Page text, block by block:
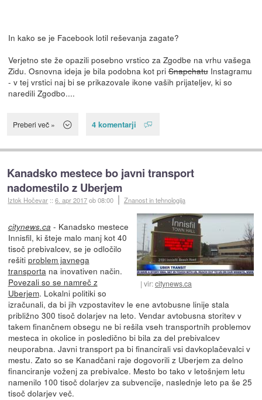
In kako se je Facebook lotil reševanja zagate?
Verjetno ste že opazili posebno vrstico za Zgodbe na vrhu vašega
Zidu. Osnovna ideja je bila podobna kot priSnapchatuInstagramu
- v tej vrstici naj bi se prikazovale ikone vaših prijateljev, ki so
naredili Zgodbo....
Preberi več » 4 komentarji
Kanadsko mestece bo javni transport
nadomestilo z Uberjem
Iztok Hočevar ::6. apr 2017ob 08:00 Znanost in tehnologija
vir:citynews.ca
citynews.ca - Kanadsko mestece
Innisfil, ki šteje malo manj kot 40
tisoč prebivalcev, se je odločilo
rešiti problem javnega
transportana inovativen način.
Povezali so se namreč z
Uberjem. Lokalni politiki so
izračunali, da bi jih vzpostavitev le ene avtobusne linije stala
približno 300 tisoč dolarjev na leto. Vendar avtobusna storitev v
takem finančnem obsegu ne bi rešila vseh transportnih problemov
mesteca in okolice in posledično bi bila za del prebivalcev
neuporabna. Javni transport pa bi financirali vsi davkoplačevalci v
mestu. Zato so se Kanadčani raje dogovorili z Uberjem za delno
financiranje voženj za prebivalce. Mesto bo tako v letošnjem letu
namenilo 100 tisoč dolarjev za subvencije, naslednje leto pa še 25
tisoč dolarjev več.